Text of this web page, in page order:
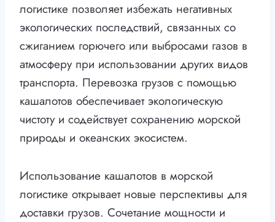
логистике позволяет избежать негативных
экологических последствий, связанных со
сжиганием горючего или выбросами газов в
атмосферу при использовании других видов
транспорта. Перевозка грузов с помощью
кашалотов обеспечивает экологическую
чистоту и содействует сохранению морской
природы и океанских экосистем.
Использование кашалотов в морской
логистике открывает новые перспективы для
доставки грузов. Сочетание мощности и